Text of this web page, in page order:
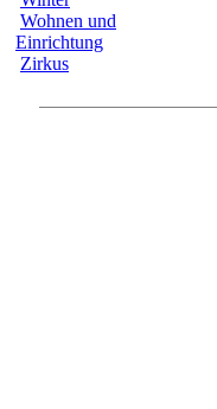
Wohnen und
Einrichtung
Zirkus